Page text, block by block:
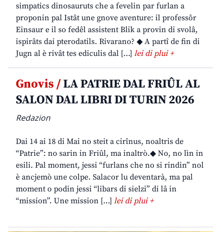
simpatics dinosauruts che a fevelin par furlan a
proponin pal Istât une gnove aventure: il professôr
Einsaur e il so fedêl assistent Blik a provin di svolâ,
ispirâts dai pterodatils. Rivarano? ◆ A partî de fin di
Jugn al è rivât tes ediculis dal […] lei di plui +
Gnovis /LA PATRIE DAL FRIÛL AL
SALON DAL LIBRI DI TURIN 2026
Redazion
Dai 14 ai 18 di Mai no steit a cirînus, noaltris de
“Patrie”: no sarin in Friûl, ma inaltrò.◆ No, no lìn in
esili. Pal moment, jessi “furlans che no si rindin” nol
è ancjemò une colpe. Salacor lu deventarà, ma pal
moment o podin jessi “libars di sielzi” di lâ in
“mission”. Une mission […] lei di plui +